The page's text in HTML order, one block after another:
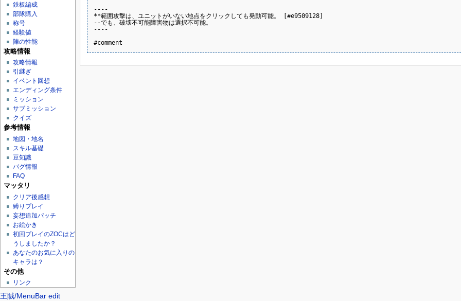
鉄板編成
部隊購入
称号
経験値
陣の性能
攻略情報
攻略情報
引継ぎ
イベント回想
エンディング条件
ミッション
サブミッション
クイズ
参考情報
地図・地名
スキル基礎
豆知識
バグ情報
FAQ
マッタリ
クリア後感想
縛りプレイ
妄想追加パッチ
お絵かき
初回プレイのZOCはど
うしましたか？
あなたのお気に入りの
キャラは？
その他
リンク
王賊/MenuBar edit
----
**範囲攻撃は、ユニットがいない地点をクリックしても発動可能。 [#e9509128]
--でも、破壊不可能障害物は選択不可能。
----